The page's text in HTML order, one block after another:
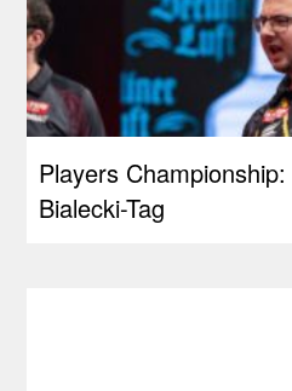
Players
Bialecki-Tag